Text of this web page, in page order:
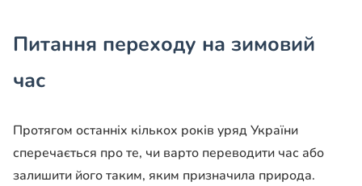
Питання переходу на зимовий
час
Протягом останніх кількох років уряд України
сперечається про те, чи варто переводити час або
залишити його таким, яким призначила природа.